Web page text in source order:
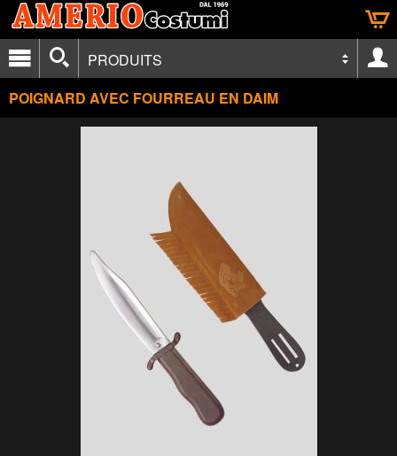
PRODUITS
POIGNARD AVEC FOURREAU EN DAIM